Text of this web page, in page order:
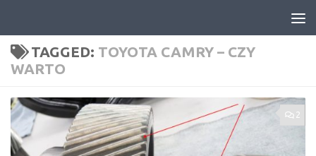
TAGGED: TOYOTA CAMRY – CZY
WARTO
2